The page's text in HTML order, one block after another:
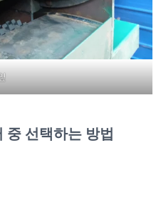
중 선택하는 방법